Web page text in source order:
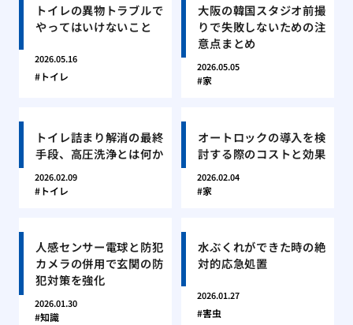
トイレの異物トラブルで
やってはいけないこと
2026.05.16
トイレ
大阪の韓国スタジオ前撮
りで失敗しないための注
意点まとめ
2026.05.05
家
トイレ詰まり解消の最終
手段、高圧洗浄とは何か
2026.02.09
トイレ
オートロックの導入を検
討する際のコストと効果
2026.02.04
家
人感センサー電球と防犯
カメラの併用で玄関の防
犯対策を強化
2026.01.30
知識
水ぶくれができた時の絶
対的応急処置
2026.01.27
害虫